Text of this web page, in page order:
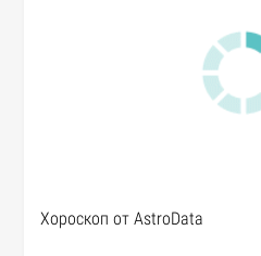
Хороскоп от AstroData